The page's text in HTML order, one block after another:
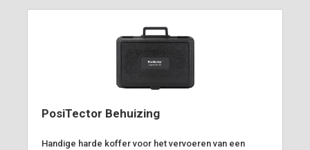
PosiTector Behuizing
Handige harde koffer voor het vervoeren van een